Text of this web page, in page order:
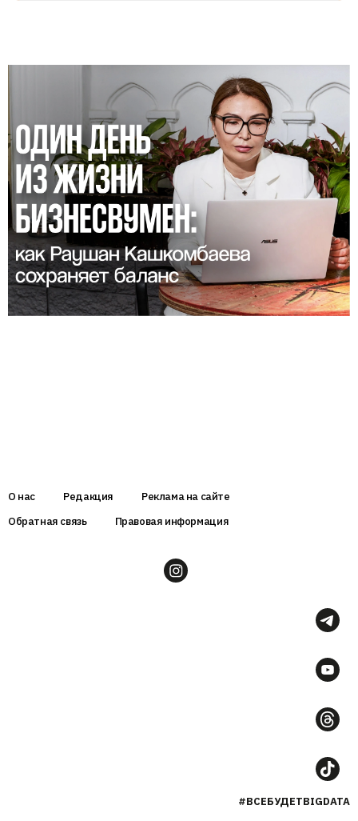
О нас Редакция
Реклама на сайте
Обратная связь
Правовая информация
#ВСЕБУДЕТBIGDATA